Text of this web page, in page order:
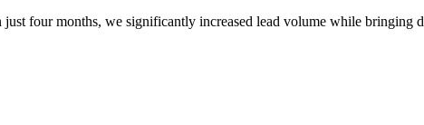
four months, we significantly increased lead volume while bringing